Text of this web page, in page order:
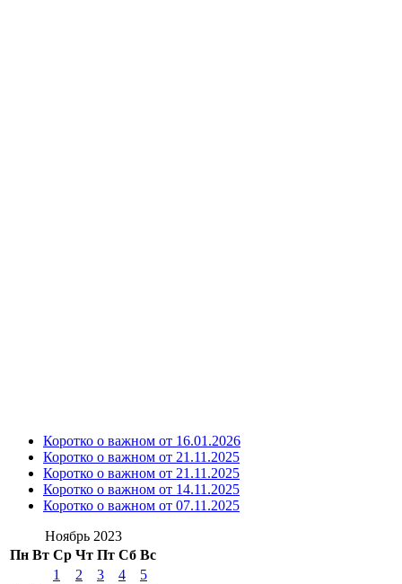
Коротко о важном от 16.01.2026
Коротко о важном от 21.11.2025
Коротко о важном от 21.11.2025
Коротко о важном от 14.11.2025
Коротко о важном от 07.11.2025
Ноябрь 2023
Пн Вт Ср Чт Пт Сб Вс
1
2 3 4
5